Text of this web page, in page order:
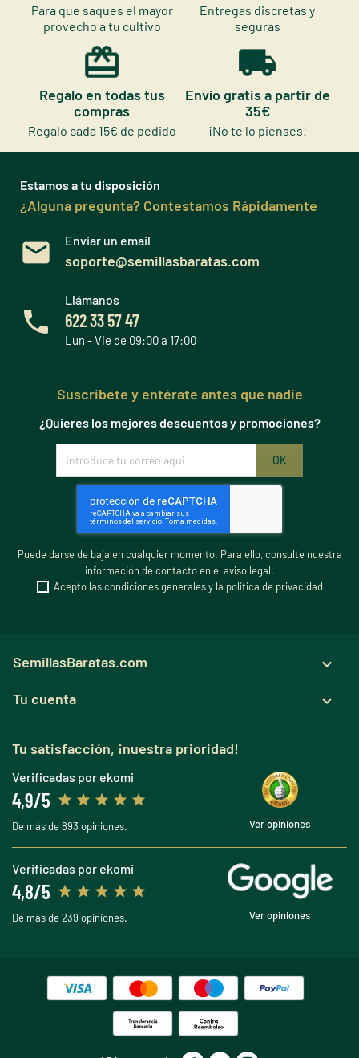
Para que saques el mayor
provecho a tu cultivo
Entregas discretas y
seguras
Regalo en todas tus
compras
Regalo cada 15€ de pedido
Envío gratis a partir de
35€
¡No te lo pienses!
Estamos a tu disposición
¿Alguna pregunta? Contestamos Rápidamente
Enviar un email
soporte@semillasbaratas.com
Llámanos
622 33 57 47
Lun - Vie de 09:00 a 17:00
Suscribete y entérate antes que nadie
¿Quieres los mejores descuentos y promociones?
Puede darse de baja en cualquier momento. Para ello, consulte nuestra
información de contacto en el aviso legal.
Acepto las condiciones generales y la política de privacidad
SemillasBaratas.com 
Tu cuenta 
Tu satisfacción, ¡nuestra prioridad!
Verificadas por ekomi
4,9/5
De más de 893 opiniones. Ver opiniones
Verificadas por ekomi
4,8/5
De más de 239 opiniones. Ver opiniones